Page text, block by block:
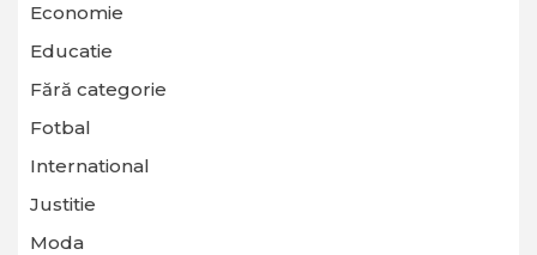
Economie
Educatie
Fără categorie
Fotbal
International
Justitie
Moda